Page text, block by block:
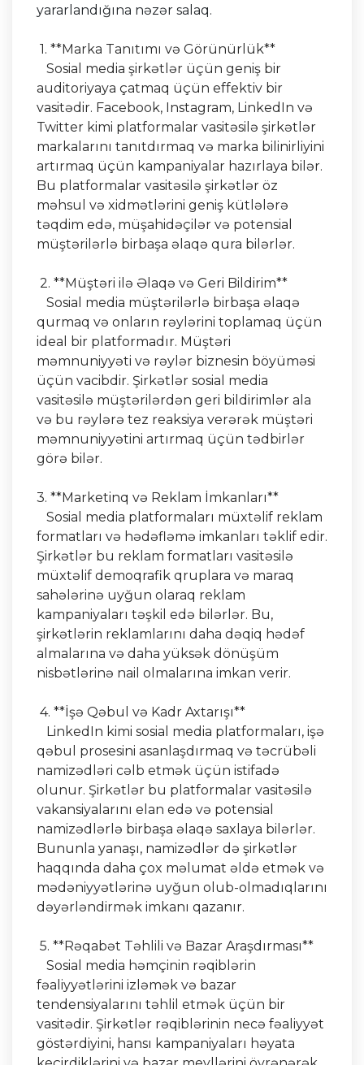
yararlandığına nəzər salaq.
1. **Marka Tanıtımı və Görünürlük**
Sosial media şirkətlər üçün geniş bir
auditoriyaya çatmaq üçün effektiv bir
vasitədir. Facebook, Instagram, LinkedIn və
Twitter kimi platformalar vasitəsilə şirkətlər
markalarını tanıtdırmaq və marka bilinirliyini
artırmaq üçün kampaniyalar hazırlaya bilər.
Bu platformalar vasitəsilə şirkətlər öz
məhsul və xidmətlərini geniş kütlələrə
təqdim edə, müşahidəçilər və potensial
müştərilərlə birbaşa əlaqə qura bilərlər.
2. **Müştəri ilə Əlaqə və Geri Bildirim**
Sosial media müştərilərlə birbaşa əlaqə
qurmaq və onların rəylərini toplamaq üçün
ideal bir platformadır. Müştəri
məmnuniyyəti və rəylər biznesin böyüməsi
üçün vacibdir. Şirkətlər sosial media
vasitəsilə müştərilərdən geri bildirimlər ala
və bu rəylərə tez reaksiya verərək müştəri
məmnuniyyətini artırmaq üçün tədbirlər
görə bilər.
3. **Marketinq və Reklam İmkanları**
Sosial media platformaları müxtəlif reklam
formatları və hədəfləmə imkanları təklif edir.
Şirkətlər bu reklam formatları vasitəsilə
müxtəlif demoqrafik qruplara və maraq
sahələrinə uyğun olaraq reklam
kampaniyaları təşkil edə bilərlər. Bu,
şirkətlərin reklamlarını daha dəqiq hədəf
almalarına və daha yüksək dönüşüm
nisbətlərinə nail olmalarına imkan verir.
4. **İşə Qəbul və Kadr Axtarışı**
LinkedIn kimi sosial media platformaları, işə
qəbul prosesini asanlaşdırmaq və təcrübəli
namizədləri cəlb etmək üçün istifadə
olunur. Şirkətlər bu platformalar vasitəsilə
vakansiyalarını elan edə və potensial
namizədlərlə birbaşa əlaqə saxlaya bilərlər.
Bununla yanaşı, namizədlər də şirkətlər
haqqında daha çox məlumat əldə etmək və
mədəniyyətlərinə uyğun olub-olmadıqlarını
dəyərləndirmək imkanı qazanır.
5. **Rəqabət Təhlili və Bazar Araşdırması**
Sosial media həmçinin rəqiblərin
fəaliyyətlərini izləmək və bazar
tendensiyalarını təhlil etmək üçün bir
vasitədir. Şirkətlər rəqiblərinin necə fəaliyyət
göstərdiyini, hansı kampaniyaları həyata